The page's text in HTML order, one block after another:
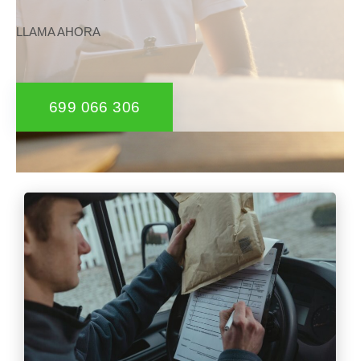
LLAMA AHORA
699 066 306